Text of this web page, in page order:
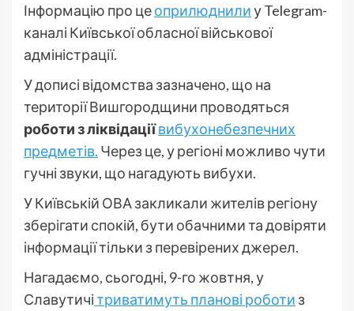
Інформацію про цеоприлюднилиу Telegram-
каналі Київської обласної військової
адміністрації.
У дописі відомства зазначено, що на
території Вишгородщини проводяться
роботи з ліквідаціївибухонебезпечних
предметів. Через це, у регіоні можливо чути
гучні звуки, що нагадують вибухи.
У Київській ОВА закликали жителів регіону
зберігати спокій, бути обачними та довіряти
інформації тільки з перевірених джерел.
Нагадаємо, сьогодні, 9-го жовтня, у
Славутичітриватимуть планові роботи з